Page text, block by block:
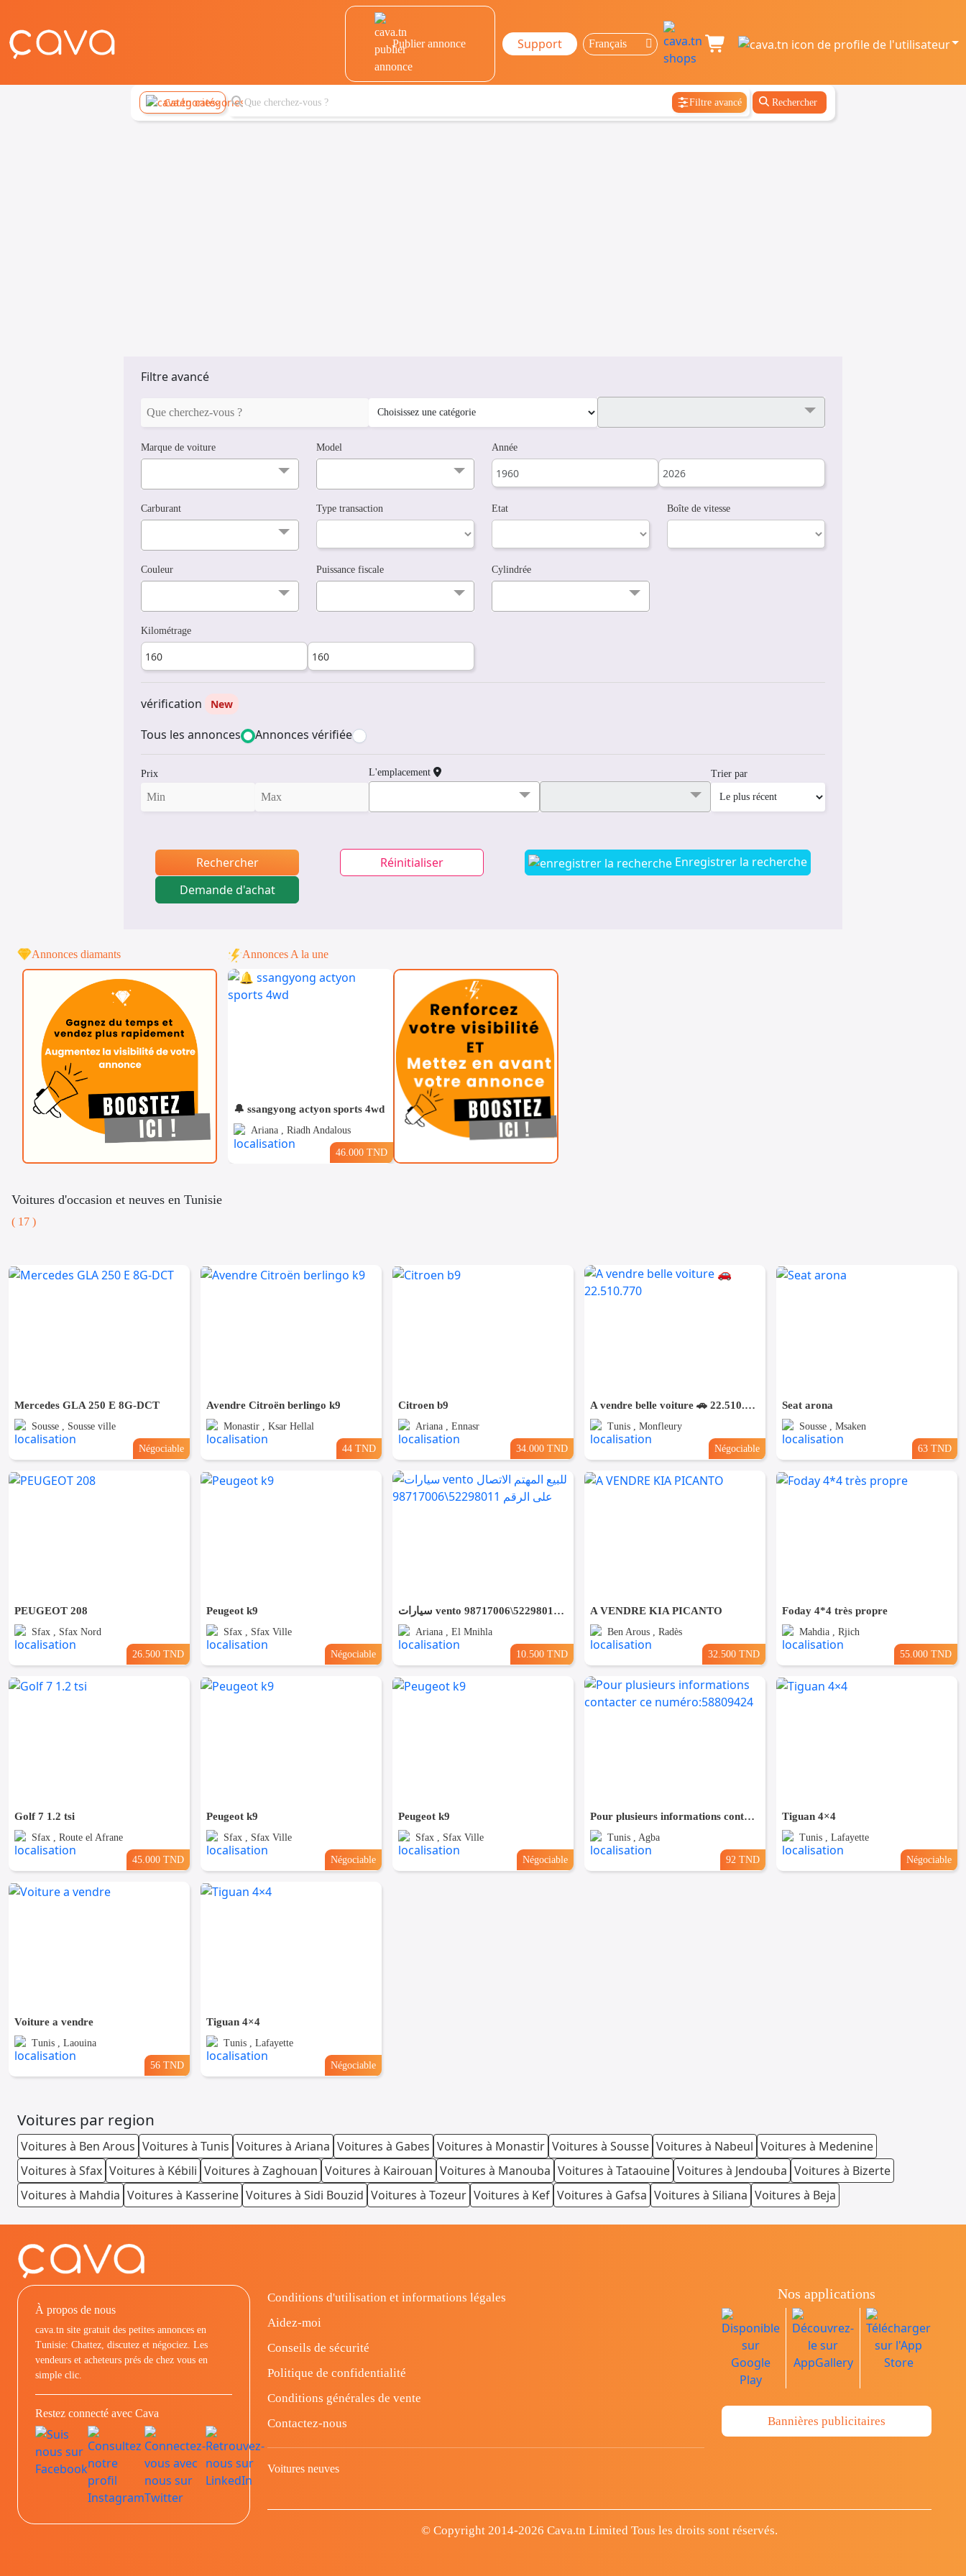
Publier annonce Support
Catégories Filtre avancé Rechercher
Filtre avancé
Marque de voiture Model Année
Carburant Type transaction Etat Boîte de vitesse
Couleur Puissance fiscale Cylindrée
Kilométrage
vérification New
Tous les annonces Annonces vérifiée
Prix L'emplacement Trier par
Rechercher Réinitialiser
Enregistrer la recherche
Demande d'achat
Annonces diamants Annonces A la une
🔔 ssangyong actyon sports 4wd
Ariana , Riadh Andalous
46.000 TND
Voitures d'occasion et neuves en Tunisie
( 17 )
Mercedes GLA 250 E 8G-DCT
Sousse , Sousse ville
Négociable
Avendre Citroën berlingo k9
Monastir , Ksar Hellal
44 TND
Citroen b9
Ariana , Ennasr
34.000 TND
A vendre belle voiture 🚗 22.510.770
Tunis , Monfleury
Négociable
Seat arona
Sousse , Msaken
63 TND
PEUGEOT 208
Sfax , Sfax Nord
26.500 TND
Peugeot k9
Sfax , Sfax Ville
Négociable
سيارات vento للبيع المهتم الاتصال على الرقم 52298011\98717006
Ariana , El Mnihla
10.500 TND
A VENDRE KIA PICANTO
Ben Arous , Radès
32.500 TND
Foday 4*4 très propre
Mahdia , Rjich
55.000 TND
Golf 7 1.2 tsi
Sfax , Route el Afrane
45.000 TND
Peugeot k9
Sfax , Sfax Ville
Négociable
Peugeot k9
Sfax , Sfax Ville
Négociable
Pour plusieurs informations contacter ce numéro:58809424
Tunis , Agba
92 TND
Tiguan 4×4
Tunis , Lafayette
Négociable
Voiture a vendre
Tunis , Laouina
56 TND
Tiguan 4×4
Tunis , Lafayette
Négociable
Voitures par region
Voitures à Ben Arous Voitures à Tunis Voitures à Ariana Voitures à Gabes Voitures à Monastir Voitures à Sousse Voitures à Nabeul Voitures à Medenine
Voitures à Sfax Voitures à Kébili Voitures à Zaghouan Voitures à Kairouan Voitures à Manouba Voitures à Tataouine Voitures à Jendouba Voitures à Bizerte
Voitures à Mahdia Voitures à Kasserine Voitures à Sidi Bouzid Voitures à Tozeur Voitures à Kef Voitures à Gafsa Voitures à Siliana Voitures à Beja
À propos de nous
cava.tn site gratuit des petites annonces en
Tunisie: Chattez, discutez et négociez. Les
vendeurs et acheteurs prés de chez vous en
simple clic.
Restez connecté avec Cava
Conditions d'utilisation et informations légales
Aidez-moi
Conseils de sécurité
Politique de confidentialité
Conditions générales de vente
Contactez-nous
Voitures neuves
Nos applications
Bannières publicitaires
© Copyright 2014-2026 Cava.tn Limited Tous les droits sont réservés.